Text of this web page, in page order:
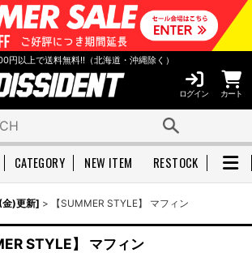
円以上で送料無料!!（北海道・沖縄除く）
ログイン カート
CATEGORY NEW ITEM RESTOCK
金)更新] > 【SUMMER STYLE】 マフィン
STYLE】 マフィン